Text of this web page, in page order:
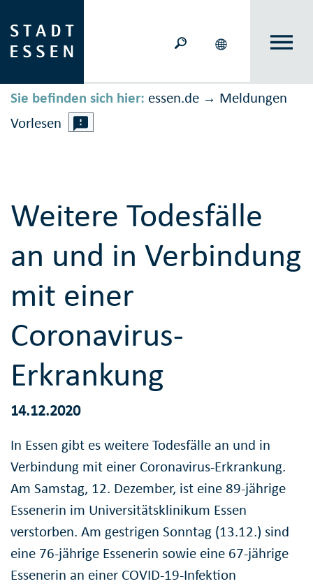
Sie befinden sich hier: essen.de → Meldungen
Vorlesen
Weitere Todesfälle
an und in Verbindung
mit einer
Coronavirus-
Erkrankung
14.12.2020
In Essen gibt es weitere Todesfälle an und in
Verbindung mit einer Coronavirus-Erkrankung.
Am Samstag, 12. Dezember, ist eine 89-jährige
Essenerin im Universitätsklinikum Essen
verstorben. Am gestrigen Sonntag (13.12.) sind
eine 76-jährige Essenerin sowie eine 67-jährige
Essenerin an einer COVID-19-Infektion